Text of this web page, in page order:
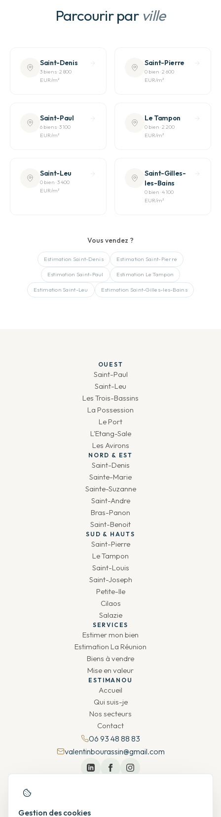
Parcourir par ville
Saint-Denis
3 biens·2 800
EUR/m²
Saint-Pierre
0 bien ·2 600
EUR/m²
Saint-Paul
6 biens·3 100
EUR/m²
Le Tampon
0 bien ·2 200
EUR/m²
Saint-Leu
0 bien ·3 400
EUR/m²
Saint-Gilles-
les-Bains
0 bien ·4 100
EUR/m²
Vous vendez ?
Estimation Saint-Denis Estimation Saint-Pierre
Estimation Saint-Paul Estimation Le Tampon
Estimation Saint-Leu Estimation Saint-Gilles-les-Bains
OUEST
Saint-Paul
Saint-Leu
Les Trois-Bassins
La Possession
Le Port
L'Etang-Sale
Les Avirons
NORD & EST
Saint-Denis
Sainte-Marie
Sainte-Suzanne
Saint-Andre
Bras-Panon
Saint-Benoit
SUD & HAUTS
Saint-Pierre
Le Tampon
Saint-Louis
Saint-Joseph
Petite-Ile
Cilaos
Salazie
SERVICES
Estimer mon bien
Estimation La Réunion
Biens à vendre
Mise en valeur
ESTIMANOU
Accueil
Qui suis-je
Nos secteurs
Contact
06 93 48 88 83
valentinbourassin@gmail.com
Gestion des cookies